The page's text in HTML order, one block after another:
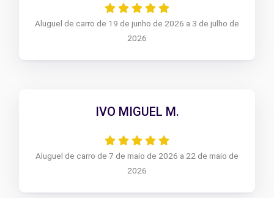
Aluguel de carro de 19 de junho de 2026 a 3 de julho de
2026
IVO MIGUEL M.
Aluguel de carro de 7 de maio de 2026 a 22 de maio de
2026